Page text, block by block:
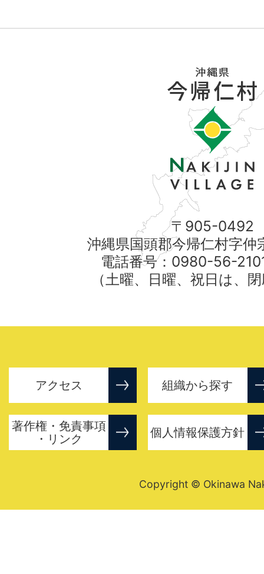
〒905-0492
沖縄県国頭郡今帰仁村字仲
電話番号：0980-56-
（土曜、日曜、祝日は、
アクセス 組織から探す
著作権・免責事項
・リンク
個人情報保護方針
Copyright © Okinawa